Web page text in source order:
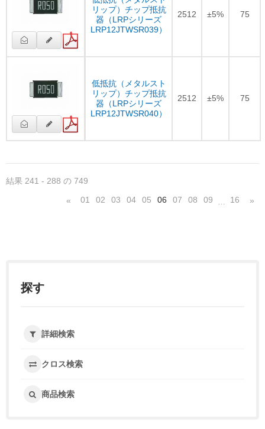
リップ）チップ抵抗
器（LRPシリーズ
LRP12JTWSR039）
2512 ±5% 75
低抵抗（メタルスト
リップ）チップ抵抗
器（LRPシリーズ
LRP12JTWSR040）
2512 ±5% 75
結果 241 - 288 の 749
« 01 02 03 04 05 06 07 08 09 … 16 »
探す
詳細検索
クロス検索
商品検索